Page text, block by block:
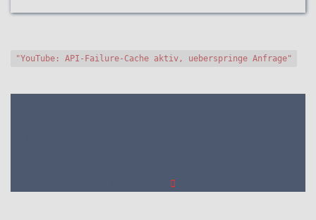
"YouTube: API-Failure-Cache aktiv, ueberspringe Anfrage"